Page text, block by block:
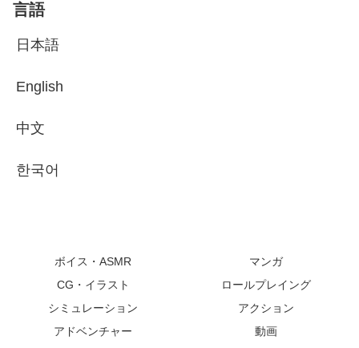
言語
日本語
English
中文
한국어
ボイス・ASMR
マンガ
CG・イラスト
ロールプレイング
シミュレーション
アクション
アドベンチャー
動画